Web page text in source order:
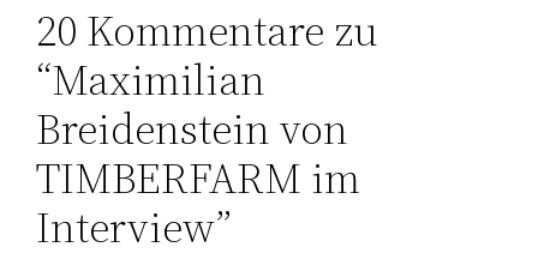
20 Kommentare zu
“Maximilian
Breidenstein von
TIMBERFARM im
Interview”